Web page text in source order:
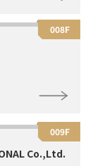
008F
009F
Co.,Ltd.